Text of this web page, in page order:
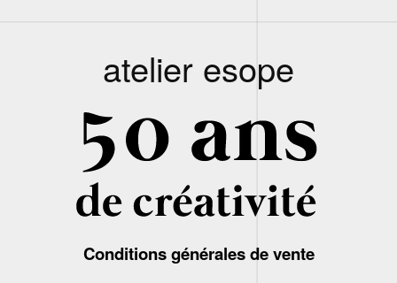
atelier esope
Conditions générales de vente